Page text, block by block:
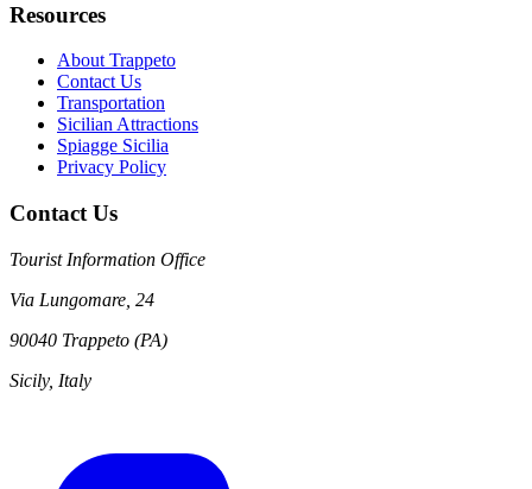
Resources
About Trappeto
Contact Us
Transportation
Sicilian Attractions
Spiagge Sicilia
Privacy Policy
Contact Us
Tourist Information Office
Via Lungomare, 24
90040 Trappeto (PA)
Sicily, Italy